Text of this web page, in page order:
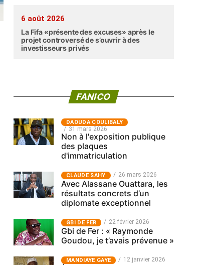
6 août 2026
La Fifa «présente des excuses» après le
projet controversé de s’ouvrir à des
investisseurs privés
FANICO
‎DAOUDA COULIBALY
31 mars 2026
Non à l'exposition publique
des plaques
d'immatriculation
CLAUDE SAHY 26 mars 2026
Avec Alassane Ouattara, les
résultats concrets d’un
diplomate exceptionnel
GBI DE FER 22 février 2026
Gbi de Fer : « Raymonde
Goudou, je t’avais prévenue »
MANDIAYE GAYE 12 janvier 2026